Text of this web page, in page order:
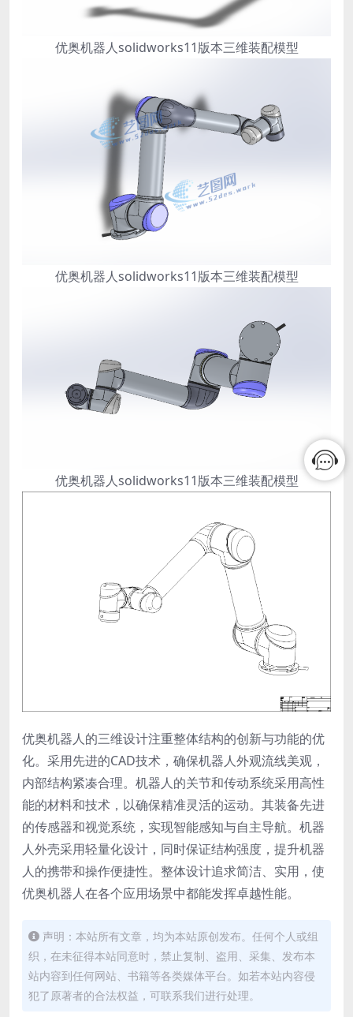
优奥机器人solidworks11版本三维装配模型
优奥机器人solidworks11版本三维装配模型
优奥机器人solidworks11版本三维装配模型
优奥机器人的三维设计注重整体结构的创新与功能的优
化。采用先进的CAD技术，确保机器人外观流线美观，
内部结构紧凑合理。机器人的关节和传动系统采用高性
能的材料和技术，以确保精准灵活的运动。其装备先进
的传感器和视觉系统，实现智能感知与自主导航。机器
人外壳采用轻量化设计，同时保证结构强度，提升机器
人的携带和操作便捷性。整体设计追求简洁、实用，使
优奥机器人在各个应用场景中都能发挥卓越性能。
声明：本站所有文章，均为本站原创发布。任何个人或组
织，在未征得本站同意时，禁止复制、盗用、采集、发布本
站内容到任何网站、书籍等各类媒体平台。如若本站内容侵
犯了原著者的合法权益，可联系我们进行处理。